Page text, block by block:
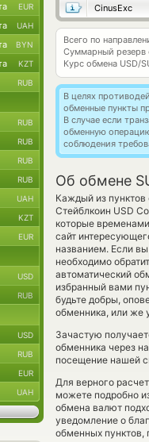
CinusExc
Всего по
Суммарный резерв
Курс обмена USD/
В целях
обменные пункты
В случае если
обменную
соблюдения
Об обмене
Каждый из пунктов
Стейблкоин USD
которые
сайт
названием. Если
необходимо
автоматический
избранный вами
будьте добры,
обменника, или же
Зачастую
обменника через
посещение нашей
Для верного
можете подробно
обмена валют
уведомление о
обменных
EUR
UAH
BYN
KZT
RUB
RUB
RUB
RUB
RUB
UAH
KZT
EUR
USD
RUB
USD
RUB
EUR
UAH